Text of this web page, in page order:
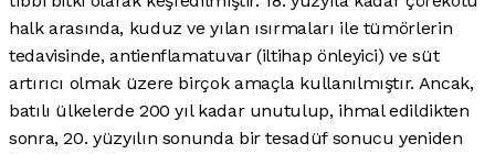
halk arasında, kuduz ve yılan ısırmaları ile tümörlerin
tedavisinde, antienflamatuvar (iltihap önleyici) ve süt
artırıcı olmak üzere birçok amaçla kullanılmıştır. Ancak,
batılı ülkelerde 200 yıl kadar unutulup, ihmal edildikten
sonra, 20. yüzyılın sonunda bir tesadüf sonucu yeniden